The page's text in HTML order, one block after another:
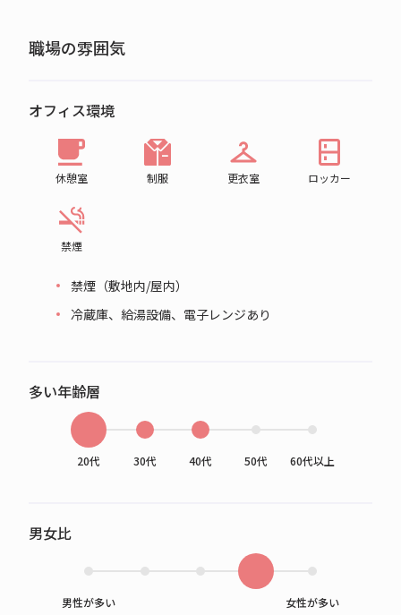
職場の雰囲気
オフィス環境
休憩室 制服 更衣室 ロッカー
禁煙
禁煙（敷地内/屋内）
冷蔵庫、給湯設備、電子レンジあり
多い年齢層
20代 30代 40代 50代 60代以上
男女比
男性が多い 女性が多い